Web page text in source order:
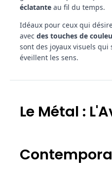
éclatante au fil du temps.
Idéaux pour ceux qui
avec des touches de
sont des joyaux visuels
éveillent les sens.
Le Métal :